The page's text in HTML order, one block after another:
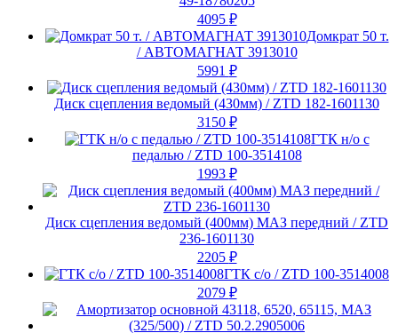
4095 ₽
Домкрат 50 т.
/ АВТОМАГНАТ 3913010
5991 ₽
Диск сцепления ведомый (430мм) / ZTD 182-1601130
3150 ₽
ГТК н/о с
педалью / ZTD 100-3514108
1993 ₽
Диск сцепления ведомый (400мм) МАЗ передний / ZTD
236-1601130
2205 ₽
ГТК с/о / ZTD 100-3514008
2079 ₽